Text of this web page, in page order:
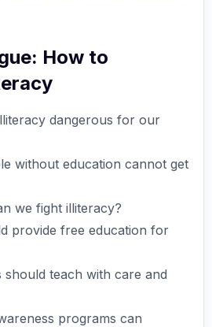
How to
dangerous for our
without education cannot get
we fight illiteracy?
provide free education for
should teach with care and
programs can